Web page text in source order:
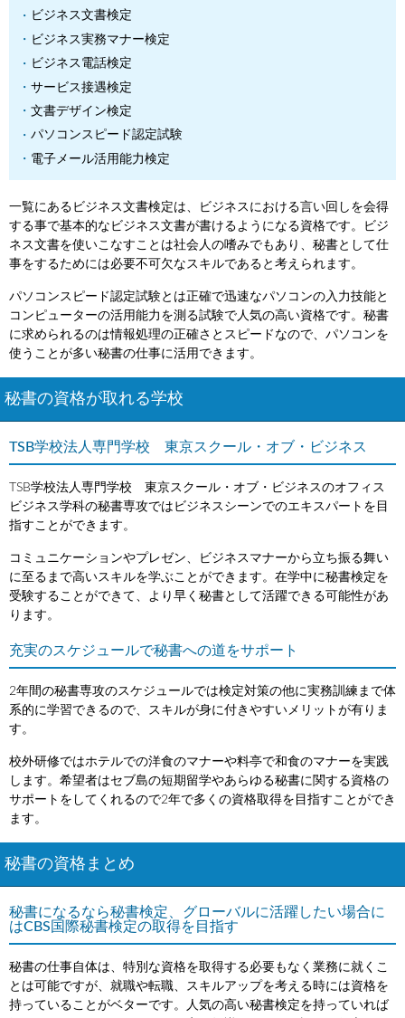
ビジネス文書検定
ビジネス実務マナー検定
ビジネス電話検定
サービス接遇検定
文書デザイン検定
パソコンスピード認定試験
電子メール活用能力検定
一覧にあるビジネス文書検定は、ビジネスにおける言い回しを会得
する事で基本的なビジネス文書が書けるようになる資格です。ビジ
ネス文書を使いこなすことは社会人の嗜みでもあり、秘書として仕
事をするためには必要不可欠なスキルであると考えられます。
パソコンスピード認定試験とは正確で迅速なパソコンの入力技能と
コンピューターの活用能力を測る試験で人気の高い資格です。秘書
に求められるのは情報処理の正確さとスピードなので、パソコンを
使うことが多い秘書の仕事に活用できます。
秘書の資格が取れる学校
TSB学校法人専門学校 東京スクール・オブ・ビジネス
TSB学校法人専門学校 東京スクール・オブ・ビジネスのオフィス
ビジネス学科の秘書専攻ではビジネスシーンでのエキスパートを目
指すことができます。
コミュニケーションやプレゼン、ビジネスマナーから立ち振る舞い
に至るまで高いスキルを学ぶことができます。在学中に秘書検定を
受験することができて、より早く秘書として活躍できる可能性があ
ります。
充実のスケジュールで秘書への道をサポート
2年間の秘書専攻のスケジュールでは検定対策の他に実務訓練まで体
系的に学習できるので、スキルが身に付きやすいメリットが有りま
す。
校外研修ではホテルでの洋食のマナーや料亭で和食のマナーを実践
します。希望者はセブ島の短期留学やあらゆる秘書に関する資格の
サポートをしてくれるので2年で多くの資格取得を目指すことができ
ます。
秘書の資格まとめ
秘書になるなら秘書検定、グローバルに活躍したい場合に
はCBS国際秘書検定の取得を目指す
秘書の仕事自体は、特別な資格を取得する必要もなく業務に就くこ
とは可能ですが、就職や転職、スキルアップを考える時には資格を
持っていることがベターです。人気の高い秘書検定を持っていれば